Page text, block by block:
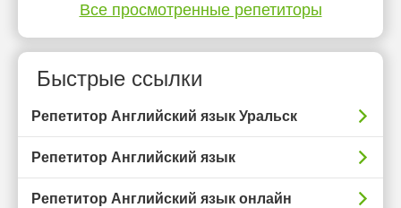
Все просмотренные репетиторы
Быстрые ссылки
Репетитор Английский язык Уральск
Репетитор Английский язык
Репетитор Английский язык онлайн